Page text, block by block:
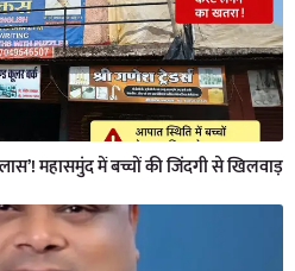
महासमुंद में बच्चों की जिंदगी से खिलवाड़